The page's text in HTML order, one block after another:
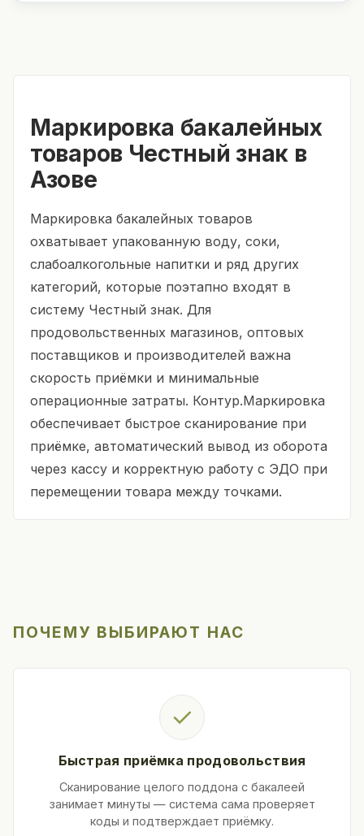
Маркировка бакалейных
товаров Честный знак в
Азове
Маркировка бакалейных товаров
охватывает упакованную воду, соки,
слабоалкогольные напитки и ряд других
категорий, которые поэтапно входят в
систему Честный знак. Для
продовольственных магазинов, оптовых
поставщиков и производителей важна
скорость приёмки и минимальные
операционные затраты. Контур.Маркировка
обеспечивает быстрое сканирование при
приёмке, автоматический вывод из оборота
через кассу и корректную работу с ЭДО при
перемещении товара между точками.
ПОЧЕМУ ВЫБИРАЮТ НАС
✓
Быстрая приёмка продовольствия
Сканирование целого поддона с бакалеей
занимает минуты — система сама проверяет
коды и подтверждает приёмку.